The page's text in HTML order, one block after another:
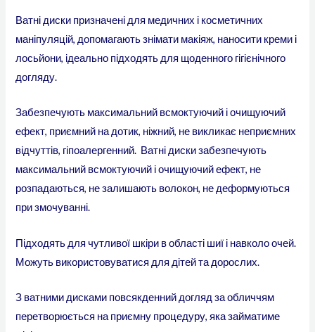
Ватні диски призначені для медичних і косметичних
маніпуляцій, допомагають знімати макіяж, наносити креми і
лосьйони, ідеально підходять для щоденного гігієнічного
догляду.
Забезпечують максимальний всмоктуючий і очищуючий
ефект, приємний на дотик, ніжний, не викликає неприємних
відчуттів, гіпоалергенний. Ватні диски забезпечують
максимальний всмоктуючий і очищуючий ефект, не
розпадаються, не залишають волокон, не деформуються
при змочуванні.
Підходять для чутливої шкіри в області шиї і навколо очей.
Можуть використовуватися для дітей та дорослих.
З ватними дисками повсякденний догляд за обличчям
перетворюється на приємну процедуру, яка займатиме